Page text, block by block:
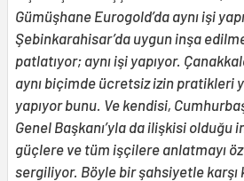
Gümüşhane Eurogold’da aynı işi
Şebinkarahisar’da uygun inşa
patlatıyor; aynı işi yapıyor.
aynı biçimde ücretsiz izin pratikleri
yapıyor bunu. Ve kendisi,
Genel Başkanı’yla da ilişkisi olduğu
güçlere ve tüm işçilere anlatmayı
sergiliyor. Böyle bir şahsiyetle karşı